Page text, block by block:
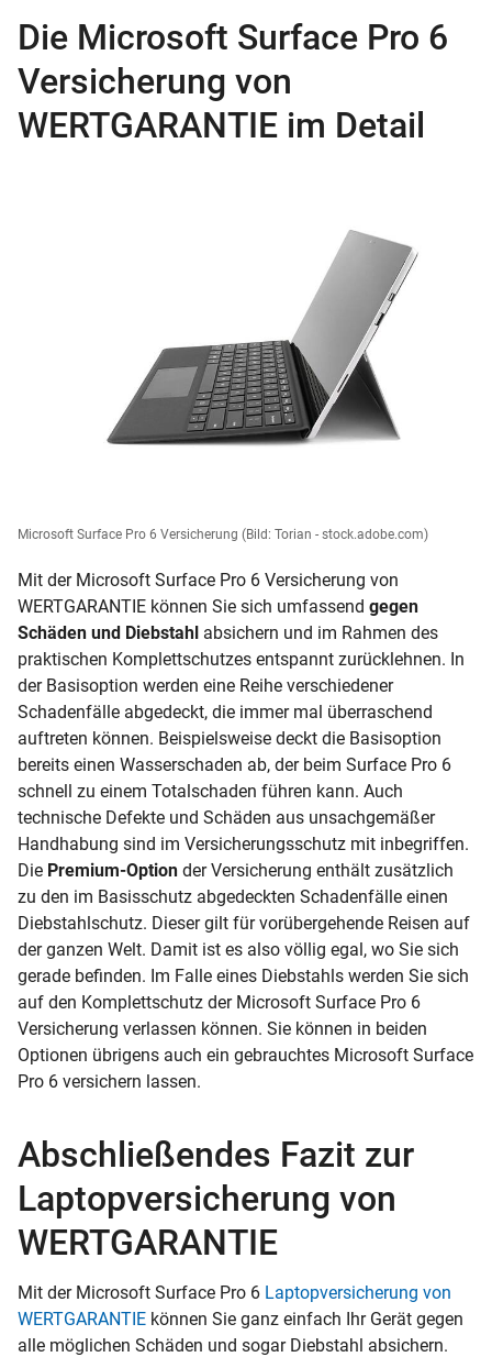
Die Microsoft Surface Pro 6
Versicherung von
WERTGARANTIE im Detail
Microsoft Surface Pro 6 Versicherung (Bild: Torian - stock.adobe.com)
Mit der Microsoft Surface Pro 6 Versicherung von
WERTGARANTIE können Sie sich umfassend gegen
Schäden und Diebstahl absichern und im Rahmen des
praktischen Komplettschutzes entspannt zurücklehnen. In
der Basisoption werden eine Reihe verschiedener
Schadenfälle abgedeckt, die immer mal überraschend
auftreten können. Beispielsweise deckt die Basisoption
bereits einen Wasserschaden ab, der beim Surface Pro 6
schnell zu einem Totalschaden führen kann. Auch
technische Defekte und Schäden aus unsachgemäßer
Handhabung sind im Versicherungsschutz mit inbegriffen.
Die Premium-Option der Versicherung enthält zusätzlich
zu den im Basisschutz abgedeckten Schadenfälle einen
Diebstahlschutz. Dieser gilt für vorübergehende Reisen auf
der ganzen Welt. Damit ist es also völlig egal, wo Sie sich
gerade befinden. Im Falle eines Diebstahls werden Sie sich
auf den Komplettschutz der Microsoft Surface Pro 6
Versicherung verlassen können. Sie können in beiden
Optionen übrigens auch ein gebrauchtes Microsoft Surface
Pro 6 versichern lassen.
Abschließendes Fazit zur
Laptopversicherung von
WERTGARANTIE
Mit der Microsoft Surface Pro 6 Laptopversicherung von
WERTGARANTIE können Sie ganz einfach Ihr Gerät gegen
alle möglichen Schäden und sogar Diebstahl absichern.